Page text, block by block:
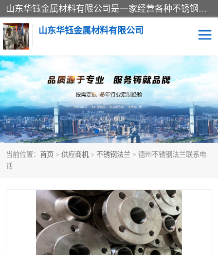
山东华钰金属材料有限公司是一家经营各种不锈钢管材、板材、圆钢、法兰、封头、型材等产品的公司；主营产品有：不锈钢管，激光切割，管件标准件，不锈钢圆钢，不锈钢人孔，不锈钢亮管，不锈钢角钢，不锈钢加工，不锈钢管子，不锈钢工业方管，不锈钢封头，不锈钢法兰，不锈钢阀门，不锈钢槽钢，不锈钢扁钢，不锈钢板等；可为客户制作各种规格的型材及不锈钢配件、非标准件及各种容器具等，能满足客户的不同采购要求。
山东华钰金属材料有限公司
当前位置： 首页 > 供应商机 > 不锈钢法兰 > 德州不锈钢法兰联系电
话
不锈钢管 激光切割
管件标准件 不锈钢圆钢
不锈钢人孔 不锈钢亮管
不锈钢角钢 不锈钢加工
不锈钢封头 不锈钢法兰
不锈钢阀门 不锈钢槽钢
不锈钢扁钢